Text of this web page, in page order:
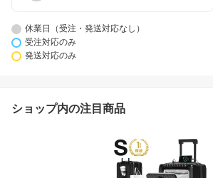
休業日（受注・発送対応なし）
受注対応のみ
発送対応のみ
ショップ内の注目商品